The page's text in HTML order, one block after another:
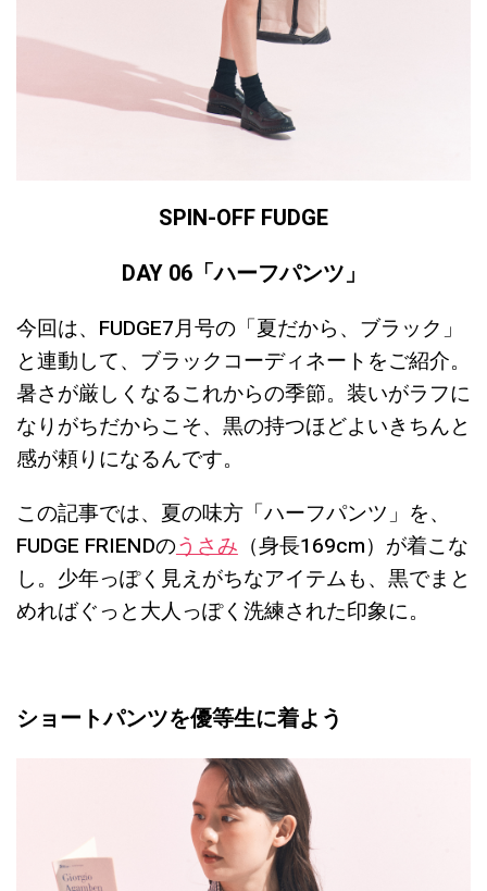
SPIN-OFF FUDGE
DAY 06「ハーフパンツ」
今回は、FUDGE7月号の「夏だから、ブラック」
と連動して、ブラックコーディネートをご紹介。
暑さが厳しくなるこれからの季節。装いがラフに
なりがちだからこそ、黒の持つほどよいきちんと
感が頼りになるんです。
この記事では、夏の味方「ハーフパンツ」を、
FUDGE FRIENDのうさみ（身長169cm）が着こな
し。少年っぽく見えがちなアイテムも、黒でまと
めればぐっと大人っぽく洗練された印象に。
ショートパンツを優等生に着よう